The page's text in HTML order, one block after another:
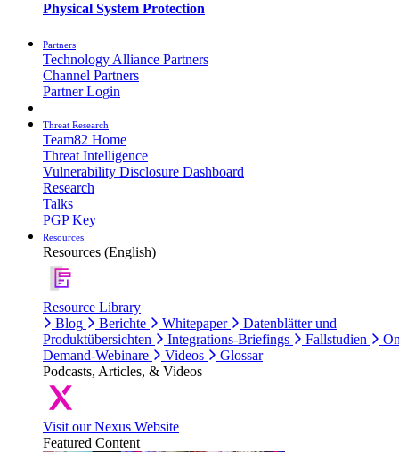
Physical System Protection
Partners
Technology Alliance Partners
Channel Partners
Partner Login
Threat Research
Team82 Home
Threat Intelligence
Vulnerability Disclosure Dashboard
Research
Talks
PGP Key
Resources
Resources (English)
Resource Library
Blog
Berichte Whitepaper
Datenblätter und
Produktübersichten
Integrations-Briefings Fallstudien
Demand-Webinare
Videos
Glossar
Podcasts, Articles, & Videos
Visit our Nexus Website
Featured Content